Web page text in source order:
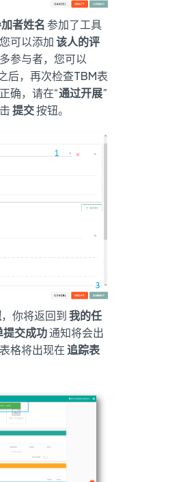
者姓名参加了工具
可以添加该人的评
参与者，您可以
后，再次检查TBM表
确，请在“通过开展”
提交按钮。
，你将返回到我的任
提交成功通知将会出
格将出现在追踪表